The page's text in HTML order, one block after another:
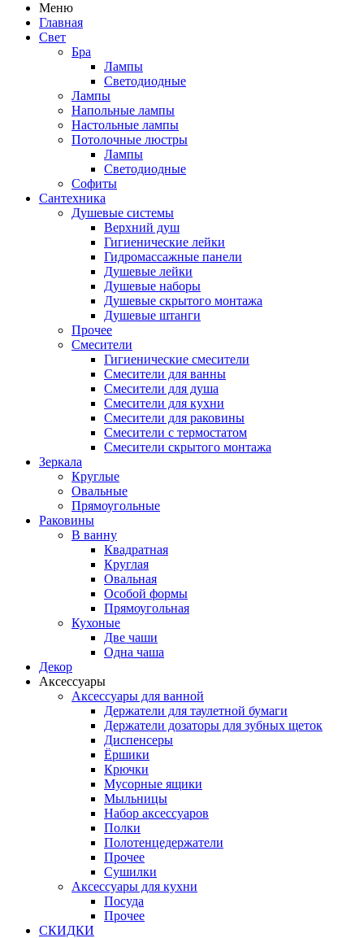
Меню
Главная
Свет
Бра
Лампы
Светодиодные
Лампы
Напольные лампы
Настольные лампы
Потолочные люстры
Лампы
Светодиодные
Софиты
Сантехника
Душевые системы
Верхний душ
Гигиенические лейки
Гидромассажные панели
Душевые лейки
Душевые наборы
Душевые скрытого монтажа
Душевые штанги
Прочее
Смесители
Гигиенические смесители
Смесители для ванны
Смесители для душа
Смесители для кухни
Смесители для раковины
Смесители с термостатом
Смесители скрытого монтажа
Зеркала
Круглые
Овальные
Прямоугольные
Раковины
В ванну
Квадратная
Круглая
Овальная
Особой формы
Прямоугольная
Кухоные
Две чаши
Одна чаша
Декор
Аксессуары
Аксессуары для ванной
Держатели для таулетной бумаги
Держатели дозаторы для зубных щеток
Диспенсеры
Ёршики
Крючки
Мусорные ящики
Мыльницы
Набор аксессуаров
Полки
Полотенцедержатели
Прочее
Сушилки
Аксессуары для кухни
Посуда
Прочее
СКИДКИ